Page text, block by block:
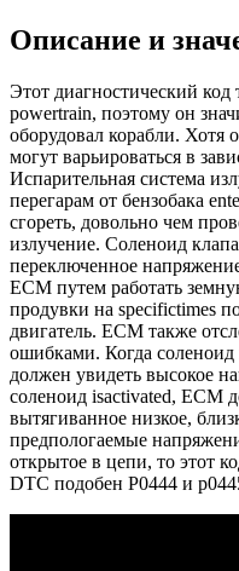
Описание и
Этот диагностический
powertrain, поэтому он
оборудовал корабли. Хотя
могут варьироваться в
Испарительная система
перегарам от бензобака
сгореть, довольно чем
излучение. Соленоид
переключенное
ECM путем работать
продувки на specifictimes
двигатель. ECM также
ошибками. Когда
должен увидеть высокое
соленоид isactivated, ECM
вытягиванное низкое,
предпологаемые
открытое в цепи, то этот
DTC подобен P0444 и